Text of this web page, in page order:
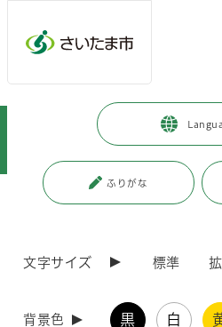
ふりがな
文字サイズ 標準
背景色 黒 白
暮らし・手続き > まち
各地域のまちづくり